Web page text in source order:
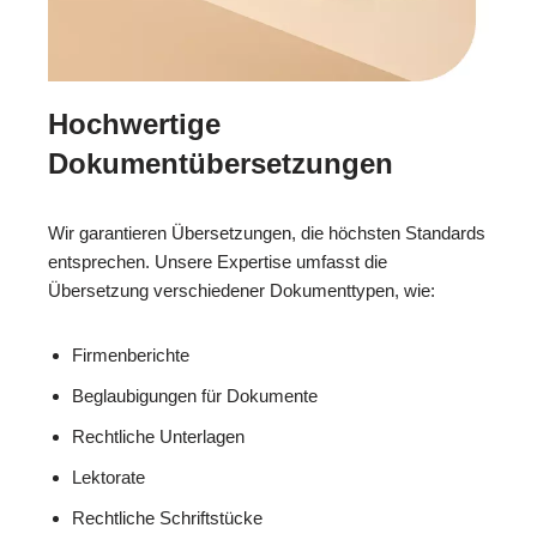
Hochwertige
Dokumentübersetzungen
Wir garantieren Übersetzungen, die höchsten Standards
entsprechen. Unsere Expertise umfasst die
Übersetzung verschiedener Dokumenttypen, wie:
Firmenberichte
Beglaubigungen für Dokumente
Rechtliche Unterlagen
Lektorate
Rechtliche Schriftstücke